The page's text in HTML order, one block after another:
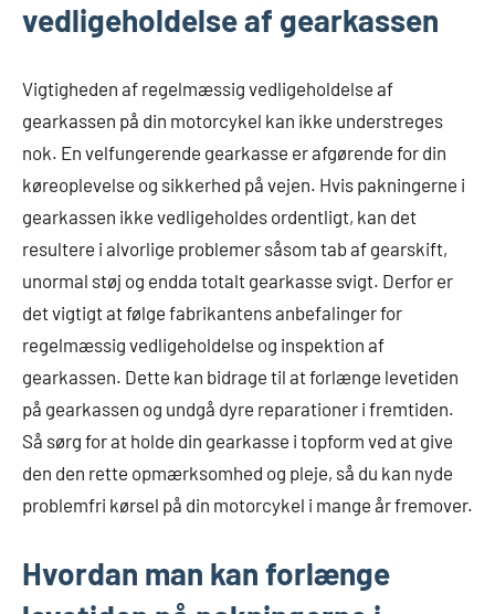
vedligeholdelse af gearkassen
Vigtigheden af regelmæssig vedligeholdelse af
gearkassen på din motorcykel kan ikke understreges
nok. En velfungerende gearkasse er afgørende for din
køreoplevelse og sikkerhed på vejen. Hvis pakningerne i
gearkassen ikke vedligeholdes ordentligt, kan det
resultere i alvorlige problemer såsom tab af gearskift,
unormal støj og endda totalt gearkasse svigt. Derfor er
det vigtigt at følge fabrikantens anbefalinger for
regelmæssig vedligeholdelse og inspektion af
gearkassen. Dette kan bidrage til at forlænge levetiden
på gearkassen og undgå dyre reparationer i fremtiden.
Så sørg for at holde din gearkasse i topform ved at give
den den rette opmærksomhed og pleje, så du kan nyde
problemfri kørsel på din motorcykel i mange år fremover.
Hvordan man kan forlænge